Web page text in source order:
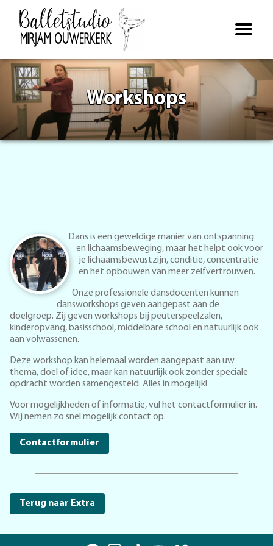
Workshops
Dans is een geweldige manier van ontspanning
en lichaamsbeweging, maar het helpt ook voor
je lichaamsbewustzijn, conditie, concentratie
en het opbouwen van meer zelfvertrouwen.
Onze professionele dansdocenten kunnen
dansworkshops geven aangepast aan de
doelgroep. Zij geven workshops bij peuterspeelzalen,
kinderopvang, basisschool, middelbare school en natuurlijk ook
aan volwassenen.
Deze workshop kan helemaal worden aangepast aan uw
thema, doel of idee, maar kan natuurlijk ook zonder speciale
opdracht worden samengesteld. Alles in mogelijk!
Voor mogelijkheden of informatie, vul het contactformulier in.
Wij nemen zo snel mogelijk contact op.
Contactformulier
Terug naar Extra